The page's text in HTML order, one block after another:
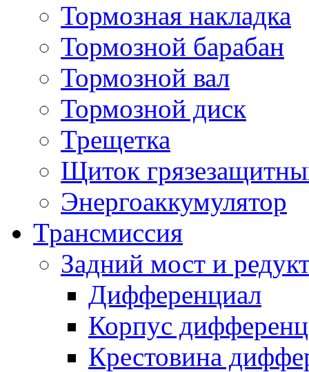
Тормозная накладка
Тормозной барабан
Тормозной вал
Тормозной диск
Трещетка
Щиток
Энергоаккумулятор
Трансмиссия
Задний мост и
Дифференциал
Корпус
Крестовина